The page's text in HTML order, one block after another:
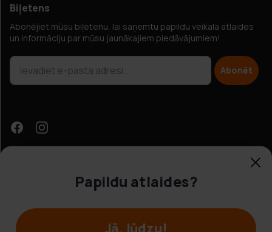
Biļetens
Abonējiet mūsu biļetenu, lai saņemtu papildu veikala atlaides
un informāciju par mūsu jaunākajiem piedāvājumiem!
Abonēt
Papildu atlaides?
Jā, lūdzu!